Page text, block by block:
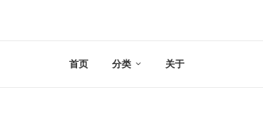
首页 分类 关于